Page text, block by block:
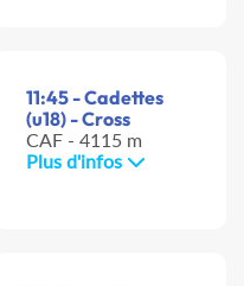
11:45 - Cadettes
(u18) - Cross
CAF - 4115 m
Plus d'infos